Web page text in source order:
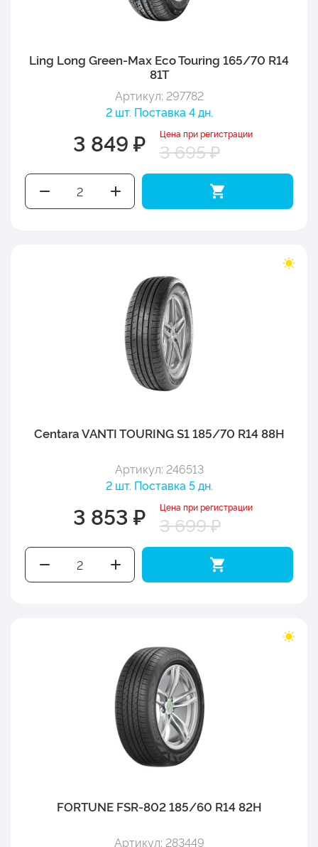
Ling Long Green-Max Eco Touring 165/70 R14
81T
Артикул: 297782
2 шт. Поставка 4 дн.
3 849 ₽ Цена при регистрации
3 695 ₽
Centara VANTI TOURING S1 185/70 R14 88H
Артикул: 246513
2 шт. Поставка 5 дн.
3 853 ₽ Цена при регистрации
3 699 ₽
FORTUNE FSR-802 185/60 R14 82H
Артикул: 283449